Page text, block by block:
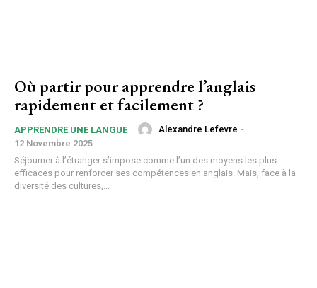
Où partir pour apprendre l’anglais
rapidement et facilement ?
APPRENDRE UNE LANGUE Alexandre Lefevre -
12 Novembre 2025
Séjourner à l’étranger s’impose comme l’un des moyens les plus
efficaces pour renforcer ses compétences en anglais. Mais, face à la
diversité des cultures,...